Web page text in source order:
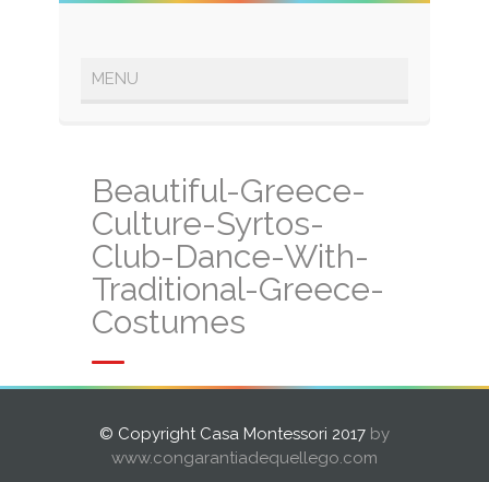
Beautiful-Greece-
Culture-Syrtos-
Club-Dance-With-
Traditional-Greece-
Costumes
© Copyright Casa Montessori 2017 by
www.congarantiadequellego.com